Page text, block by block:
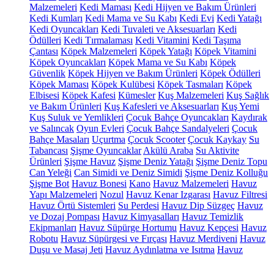
Malzemeleri Kedi Maması Kedi Hijyen ve Bakım Ürünleri
Kedi Kumları Kedi Mama ve Su Kabı Kedi Evi Kedi Yatağı
Kedi Oyuncakları Kedi Tuvaleti ve Aksesuarları Kedi
Ödülleri Kedi Tırmalaması Kedi Vitamini Kedi Taşıma
Çantası Köpek Malzemeleri Köpek Yatağı Köpek Vitamini
Köpek Oyuncakları Köpek Mama ve Su Kabı Köpek
Güvenlik Köpek Hijyen ve Bakım Ürünleri Köpek Ödülleri
Köpek Maması Köpek Kulübesi Köpek Tasmaları Köpek
Elbisesi Köpek Kafesi Kümesler Kuş Malzemeleri Kuş Sağlık
ve Bakım Ürünleri Kuş Kafesleri ve Aksesuarları Kuş Yemi
Kuş Suluk ve Yemlikleri Çocuk Bahçe Oyuncakları Kaydırak
ve Salıncak Oyun Evleri Çocuk Bahçe Sandalyeleri Çocuk
Bahçe Masaları Uçurtma Çocuk Scooter Çocuk Kaykay Su
Tabancası Şişme Oyuncaklar Akülü Araba Su Aktivite
Ürünleri Şişme Havuz Şişme Deniz Yatağı Şişme Deniz Topu
Can Yeleği Can Simidi ve Deniz Simidi Şişme Deniz Kolluğu
Şişme Bot Havuz Bonesi Kano Havuz Malzemeleri Havuz
Yapı Malzemeleri Nozul Havuz Kenar Izgarası Havuz Filtresi
Havuz Örtü Sistemleri Su Perdesi Havuz Dip Süzgeç Havuz
ve Dozaj Pompası Havuz Kimyasalları Havuz Temizlik
Ekipmanları Havuz Süpürge Hortumu Havuz Kepçesi Havuz
Robotu Havuz Süpürgesi ve Fırçası Havuz Merdiveni Havuz
Duşu ve Masaj Jeti Havuz Aydınlatma ve Isıtma Havuz